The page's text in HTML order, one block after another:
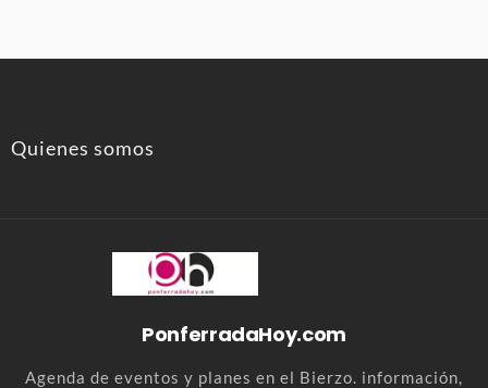
Quienes somos
PonferradaHoy.com
Agenda de eventos y planes en el Bierzo. información,